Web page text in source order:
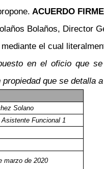
ACUERDO
Bolaños, Director
el cual
en el oficio que
que se detalla
Solano
Funcional 1
marzo de 2020